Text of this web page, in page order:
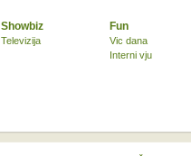
Showbiz
Televizija
Fun
Vic dana
Interni vju